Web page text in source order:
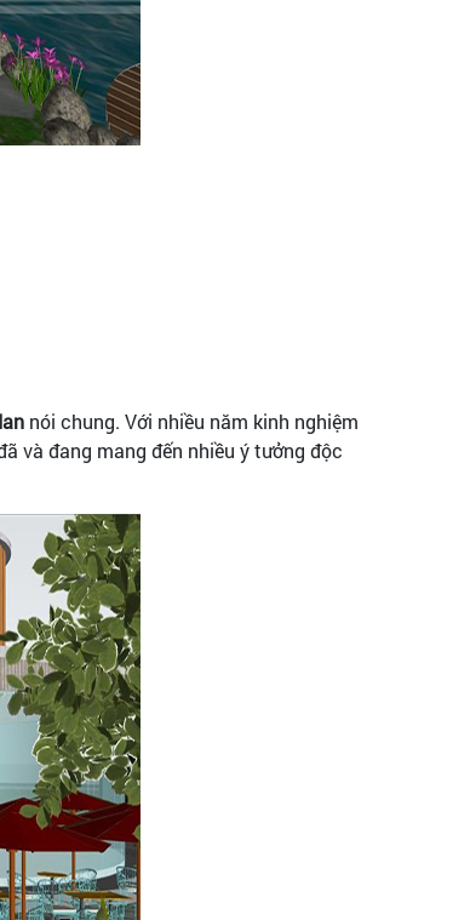
nói chung. Với nhiều năm kinh nghiệm
và đang mang đến nhiều ý tưởng độc